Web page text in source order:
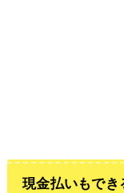
現金払いもで